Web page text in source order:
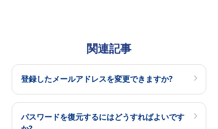
関連記事
登録したメールアドレスを変更できますか?
パスワードを復元するにはどうすればよいです